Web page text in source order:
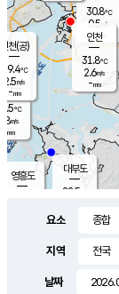
의도
℃
m/s
mm
영흥도
대부도
28.5
30.8℃
0.5 m/s
-mm
인천(공)
29.4℃
2.5m/s
-mm
인천
31.8℃
2.6m/s
-mm
요소
지역
날짜